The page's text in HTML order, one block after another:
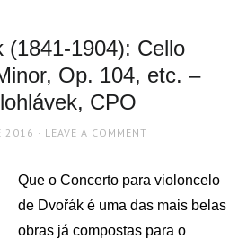
(1841-1904): Cello
Op. 104, etc. –
CPO
2016 LEAVE A COMMENT
Que o Concerto para violoncelo
de Dvořák é uma das mais belas
obras já compostas para o